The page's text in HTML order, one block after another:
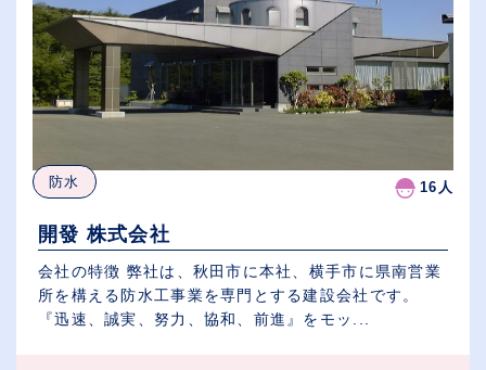
防水 16人
開發 株式会社
会社の特徴 弊社は、秋田市に本社、横手市に県南営業
所を構える防水工事業を専門とする建設会社です。
『迅速、誠実、努力、協和、前進』をモッ...